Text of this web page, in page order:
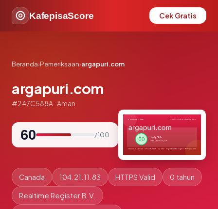
KafepisaScore Cek Gratis
Beranda›Pemeriksaan›argapuri.com
argapuri.com
#247C588A · Aman
60 / 100
Canada 104.21.11.83 HTTPS Valid 0 tahun
Realtime Register B.V.